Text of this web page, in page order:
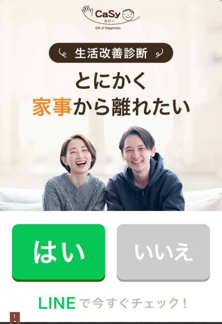
わかりやすく解説
魚焼きグリルを徹底掃除！汚れ・臭い対策とお手
入れのコツ
家事分担でもう喧嘩しない！共働き夫婦におすす
家事効率UP！オキシクリーンの使い方と注意点を
解説
シンプルライフへの第一歩！断捨離で暮らしを軽
やかに
週間 月間 総合